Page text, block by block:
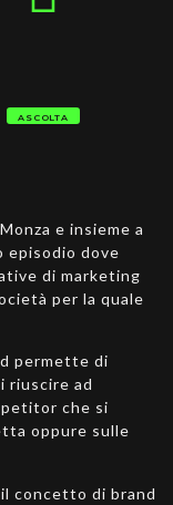
ASCOLTA
e insieme a
episodio dove
di marketing
per la quale
permette di
riuscire ad
che si
oppure sulle
concetto di brand